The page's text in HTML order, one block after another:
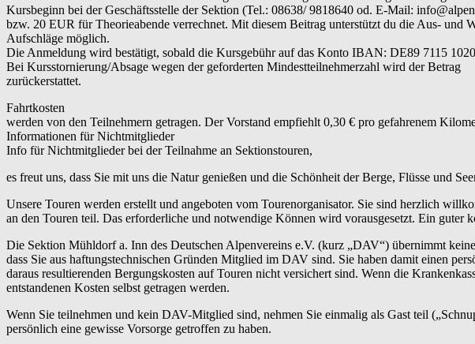
Kursbeginn bei der Geschäftsstelle der Sektion (Tel.: 08638/ 9818640 od. E-Mail:
bzw. 20 EUR für Theorieabende verrechnet. Mit diesem Beitrag unterstützt du die Aus-
Aufschläge möglich.
Die Anmeldung wird bestätigt, sobald die Kursgebühr auf das Konto IBAN: DE89 7115
Bei Kursstornierung/Absage wegen der geforderten Mindestteilnehmerzahl wird der Betrag
zurückerstattet.
Fahrtkosten
werden von den Teilnehmern getragen. Der Vorstand empfiehlt 0,30 € pro gefahrenem
Informationen für Nichtmitglieder
Info für Nichtmitglieder bei der Teilnahme an Sektionstouren,
es freut uns, dass Sie mit uns die Natur genießen und die Schönheit der Berge, Flüsse und
Unsere Touren werden erstellt und angeboten vom Tourenorganisator. Sie sind herzlich
an den Touren teil. Das erforderliche und notwendige Können wird vorausgesetzt. Ein guter
Die Sektion Mühldorf a. Inn des Deutschen Alpenvereins e.V. (kurz „DAV“) übernimmt
dass Sie aus haftungstechnischen Gründen Mitglied im DAV sind. Sie haben damit einen
daraus resultierenden Bergungskosten auf Touren nicht versichert sind. Wenn die
entstandenen Kosten selbst getragen werden.
Wenn Sie teilnehmen und kein DAV-Mitglied sind, nehmen Sie einmalig als Gast teil
persönlich eine gewisse Vorsorge getroffen zu haben.